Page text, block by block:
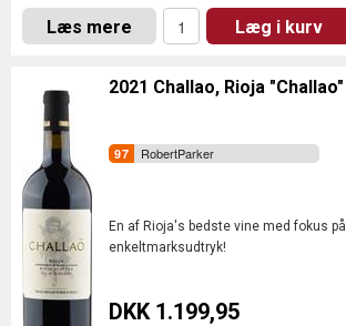
Læs mere Læg i kurv
2021 Challao, Rioja "Challao"
RobertParker
En af Rioja's bedste vine med fokus på
enkeltmarksudtryk!
DKK 1.199,95